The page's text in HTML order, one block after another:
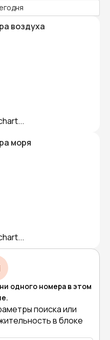
воздуха
моря
одного номера в этом
поиска или
в блоке